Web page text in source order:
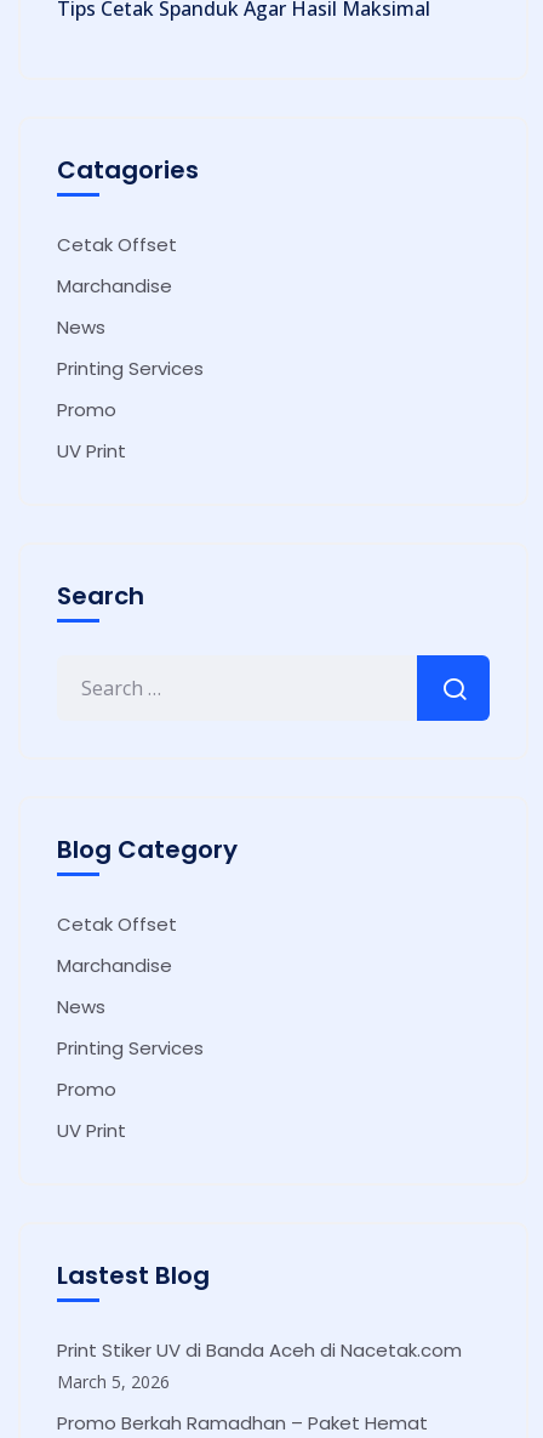
Tips Cetak Spanduk Agar Hasil Maksimal
Catagories
Cetak Offset
Marchandise
News
Printing Services
Promo
UV Print
Search
Blog Category
Cetak Offset
Marchandise
News
Printing Services
Promo
UV Print
Lastest Blog
Print Stiker UV di Banda Aceh di Nacetak.com
March 5, 2026
Promo Berkah Ramadhan – Paket Hemat